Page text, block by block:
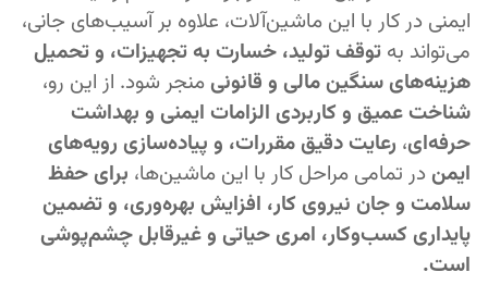
ایمنی در کار با این ماشین‌آلات، علاوه بر آسیب‌های جانی،
می‌تواند به توقف تولید، خسارت به تجهیزات، و تحمیل
هزینه‌های سنگین مالی و قانونی منجر شود. از این رو،
شناخت عمیق و کاربردی الزامات ایمنی و بهداشت
حرفه‌ای، رعایت دقیق مقررات، و پیاده‌سازی رویه‌های
ایمن در تمامی مراحل کار با این ماشین‌ها، برای حفظ
سلامت و جان نیروی کار، افزایش بهره‌وری، و تضمین
پایداری کسب‌وکار، امری حیاتی و غیرقابل چشم‌پوشی
است.